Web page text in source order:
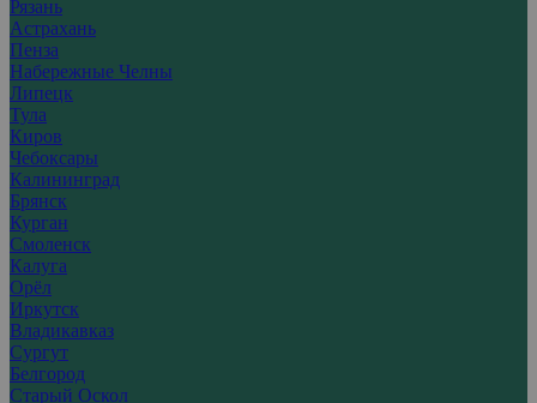
Рязань
Астрахань
Пенза
Набережные Челны
Липецк
Тула
Киров
Чебоксары
Калининград
Брянск
Курган
Смоленск
Калуга
Орёл
Иркутск
Владикавказ
Сургут
Белгород
Старый Оскол